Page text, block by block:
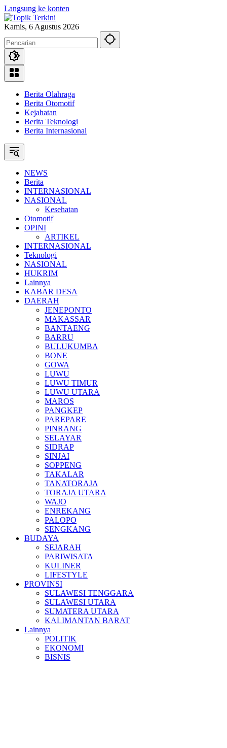
Langsung ke konten
Kamis, 6 Agustus 2026
Berita Olahraga
Berita Otomotif
Kejahatan
Berita Teknologi
Berita Internasional
NEWS
Berita
INTERNASIONAL
NASIONAL
Kesehatan
Otomotif
OPINI
ARTIKEL
INTERNASIONAL
Teknologi
NASIONAL
HUKRIM
Lainnya
KABAR DESA
DAERAH
JENEPONTO
MAKASSAR
BANTAENG
BARRU
BULUKUMBA
BONE
GOWA
LUWU
LUWU TIMUR
LUWU UTARA
MAROS
PANGKEP
PAREPARE
PINRANG
SELAYAR
SIDRAP
SINJAI
SOPPENG
TAKALAR
TANATORAJA
TORAJA UTARA
WAJO
ENREKANG
PALOPO
SENGKANG
BUDAYA
SEJARAH
PARIWISATA
KULINER
LIFESTYLE
PROVINSI
SULAWESI TENGGARA
SULAWESI UTARA
SUMATERA UTARA
KALIMANTAN BARAT
Lainnya
POLITIK
EKONOMI
BISNIS